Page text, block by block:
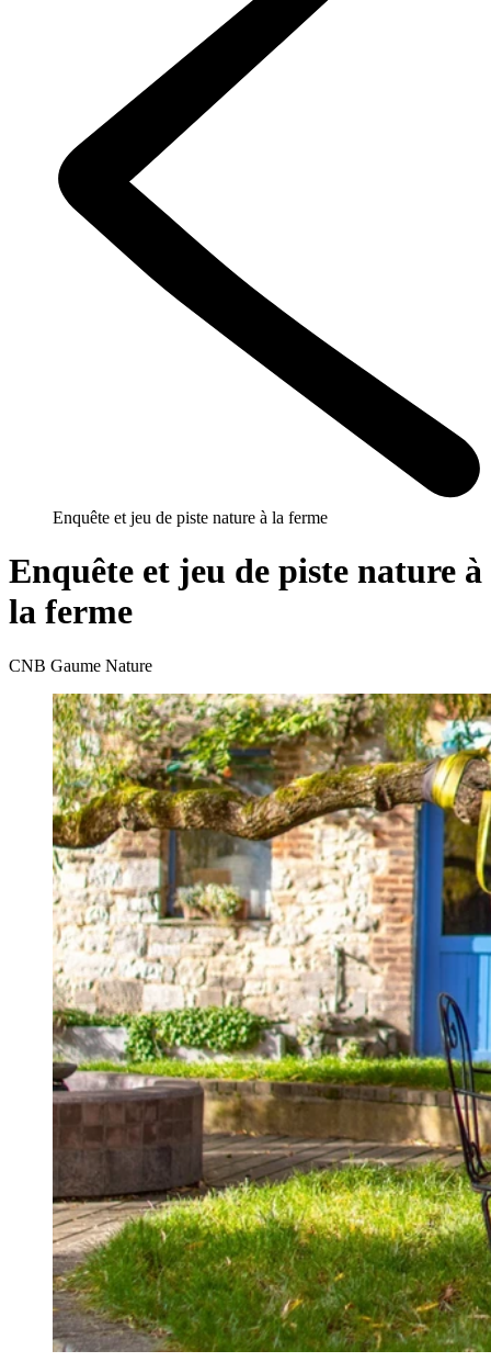
Enquête et jeu de piste nature à la ferme
Enquête et jeu de piste nature à
la ferme
CNB Gaume Nature